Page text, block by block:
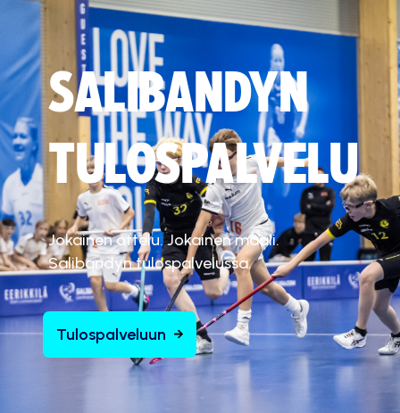
SALIBANDYN
TULOSPALVELU
Jokainen ottelu. Jokainen maali.
Salibandyn tulospalvelussa.
Tulospalveluun